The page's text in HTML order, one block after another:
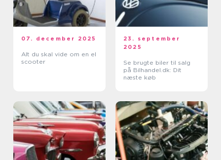
07. december 2025
Alt du skal vide om en el
scooter
23. september
2025
Se brugte biler til salg
på Bilhandel.dk: Dit
næste køb